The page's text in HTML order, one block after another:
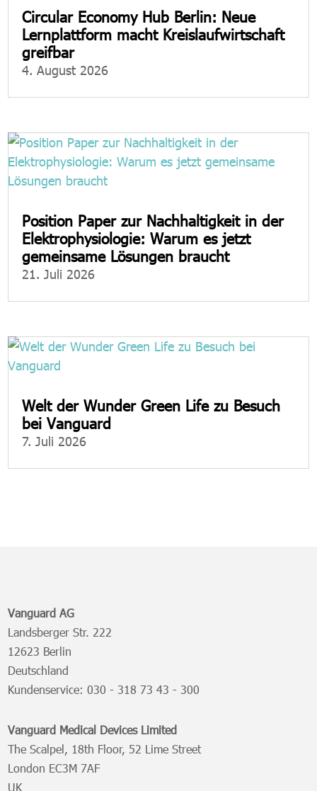
Circular Economy Hub Berlin: Neue
Lernplattform macht Kreislaufwirtschaft
greifbar
4. August 2026
Position Paper zur Nachhaltigkeit in der
Elektrophysiologie: Warum es jetzt
gemeinsame Lösungen braucht
21. Juli 2026
Welt der Wunder Green Life zu Besuch
bei Vanguard
7. Juli 2026
Vanguard AG
Landsberger Str. 222
12623 Berlin
Deutschland
Kundenservice:030 - 318 73 43 - 300
Vanguard Medical Devices Limited
The Scalpel, 18th Floor, 52 Lime Street
London EC3M 7AF
UK